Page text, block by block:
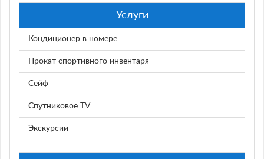
Услуги
Кондиционер в номере
Прокат спортивного инвентаря
Сейф
Спутниковое TV
Экскурсии